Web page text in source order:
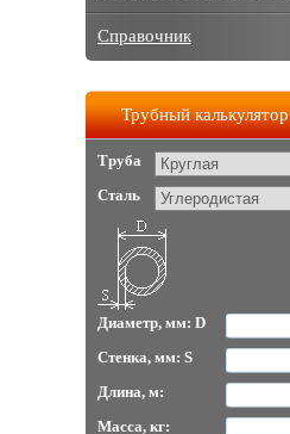
Справочник
Трубный калькулятор
Труба
Сталь
Диаметр, мм: D
Стенка, мм: S
Длина, м:
Масса, кг: